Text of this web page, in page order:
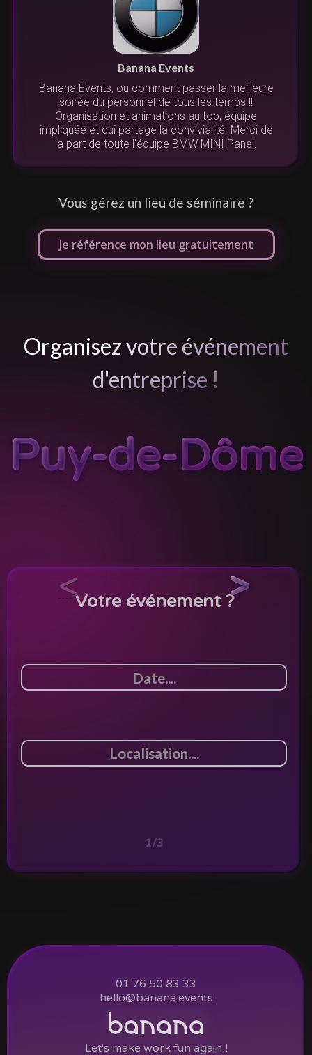
Banana Events
Banana Events, ou comment passer la meilleure
soirée du personnel de tous les temps !!
Organisation et animations au top, équipe
impliquée et qui partage la convivialité. Merci de
la part de toute l'équipe BMW MINI Panel.
Vous gérez un lieu de séminaire ?
Je référence mon lieu gratuitement
Organisez votre événement
d'entreprise !
Puy-de-Dôme
Votre événement ?
1/3
< >
01 76 50 83 33
hello@banana.events
Let's make work fun again !